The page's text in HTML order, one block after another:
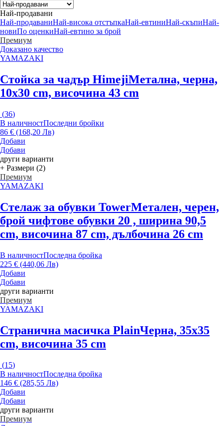
Най-продавани
Най-продаваниНай-висока отстъпкаНай-евтиниНай-скъпиНай-
новиПо оценкиНай-евтино за брой
Премиум
Доказано качество
YAMAZAKI
Стойка за чадър HimejiМетална, черна,
10x30 cm, височина 43 cm
(36)
В наличностПоследни бройки
86 € (168,20 Лв)
Добави
Добави
други варианти
+ Размери (2)
Премиум
YAMAZAKI
Стелаж за обувки TowerМетален, черен,
брой чифтове обувки 20 , ширина 90,5
cm, височина 87 cm, дълбочина 26 cm
В наличностПоследна бройка
225 € (440,06 Лв)
Добави
Добави
други варианти
Премиум
YAMAZAKI
Странична масичка PlainЧерна, 35x35
cm, височина 35 cm
(15)
В наличностПоследна бройка
146 € (285,55 Лв)
Добави
Добави
други варианти
Премиум